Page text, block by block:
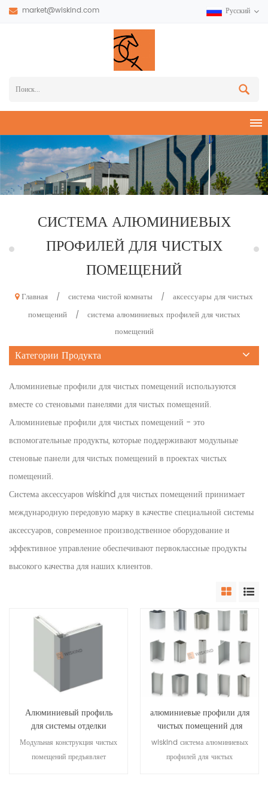
market@wiskind.com Русский
СИСТЕМА АЛЮМИНИЕВЫХ
ПРОФИЛЕЙ ДЛЯ ЧИСТЫХ
ПОМЕЩЕНИЙ
Главная / система чистой комнаты /
аксессуары для чистых
помещений
/
система алюминиевых профилей для чистых
помещений
Категории Продукта
Алюминиевые профили для чистых помещений используются
вместе со стеновыми панелями для чистых помещений.
Алюминиевые профили для чистых помещений - это
вспомогательные продукты, которые поддерживают модульные
стеновые панели для чистых помещений в проектах чистых
помещений.
Система аксессуаров wiskind для чистых помещений принимает
международную передовую марку в качестве специальной системы
аксессуаров, современное производственное оборудование и
эффективное управление обеспечивают первоклассные продукты
высокого качества для наших клиентов.
Алюминиевый профиль
для системы отделки
чистых помещений
Модульная конструкция чистых
помещений предъявляет
алюминиевые профили для
чистых помещений для
стальных модулей
wiskind система алюминиевых
профилей для чистых